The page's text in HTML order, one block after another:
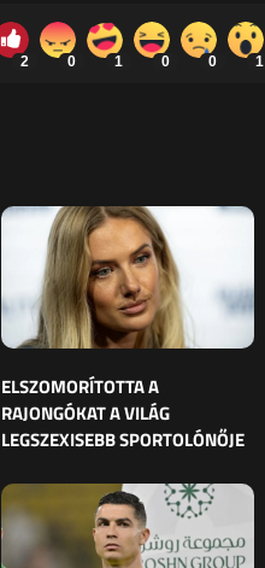
2 0 1 0 0 1
ELSZOMORÍTOTTA A
RAJONGÓKAT A VILÁG
LEGSZEXISEBB SPORTOLÓNŐJE